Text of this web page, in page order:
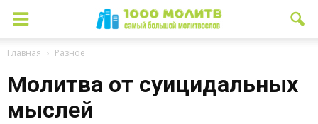
Главная Разное
Молитва от суицидальных
мыслей